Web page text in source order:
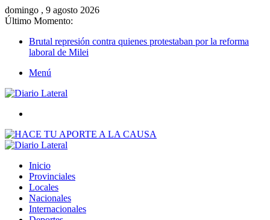
domingo , 9 agosto 2026
Último Momento:
Brutal represión contra quienes protestaban por la reforma
laboral de Milei
Menú
Inicio
Provinciales
Locales
Nacionales
Internacionales